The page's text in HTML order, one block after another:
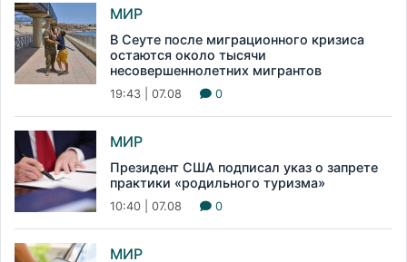
МИР
В Сеуте после миграционного кризиса
остаются около тысячи
несовершеннолетних мигрантов
19:43 | 07.08 0
МИР
Президент США подписал указ о запрете
практики «родильного туризма»
10:40 | 07.08 0
МИР